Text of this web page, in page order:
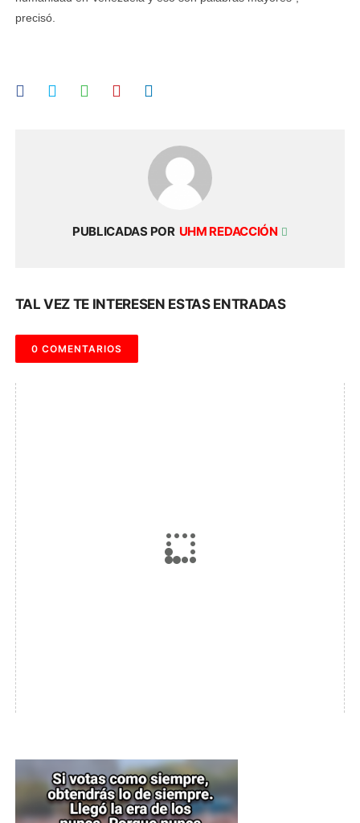
precisó.
PUBLICADAS POR UHM REDACCIÓN
TAL VEZ TE INTERESEN ESTAS ENTRADAS
0 COMENTARIOS